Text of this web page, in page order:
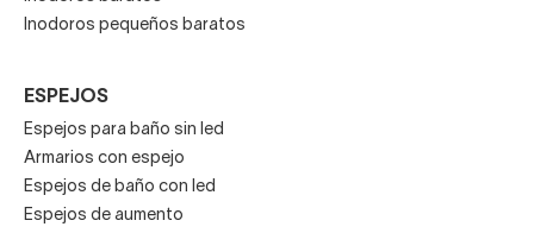
Inodoros pequeños baratos
ESPEJOS
Espejos para baño sin led
Armarios con espejo
Espejos de baño con led
Espejos de aumento